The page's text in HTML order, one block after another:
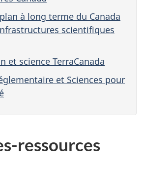
à long terme du Canada
scientifiques
et science TerraCanada
et Sciences pour
ressources